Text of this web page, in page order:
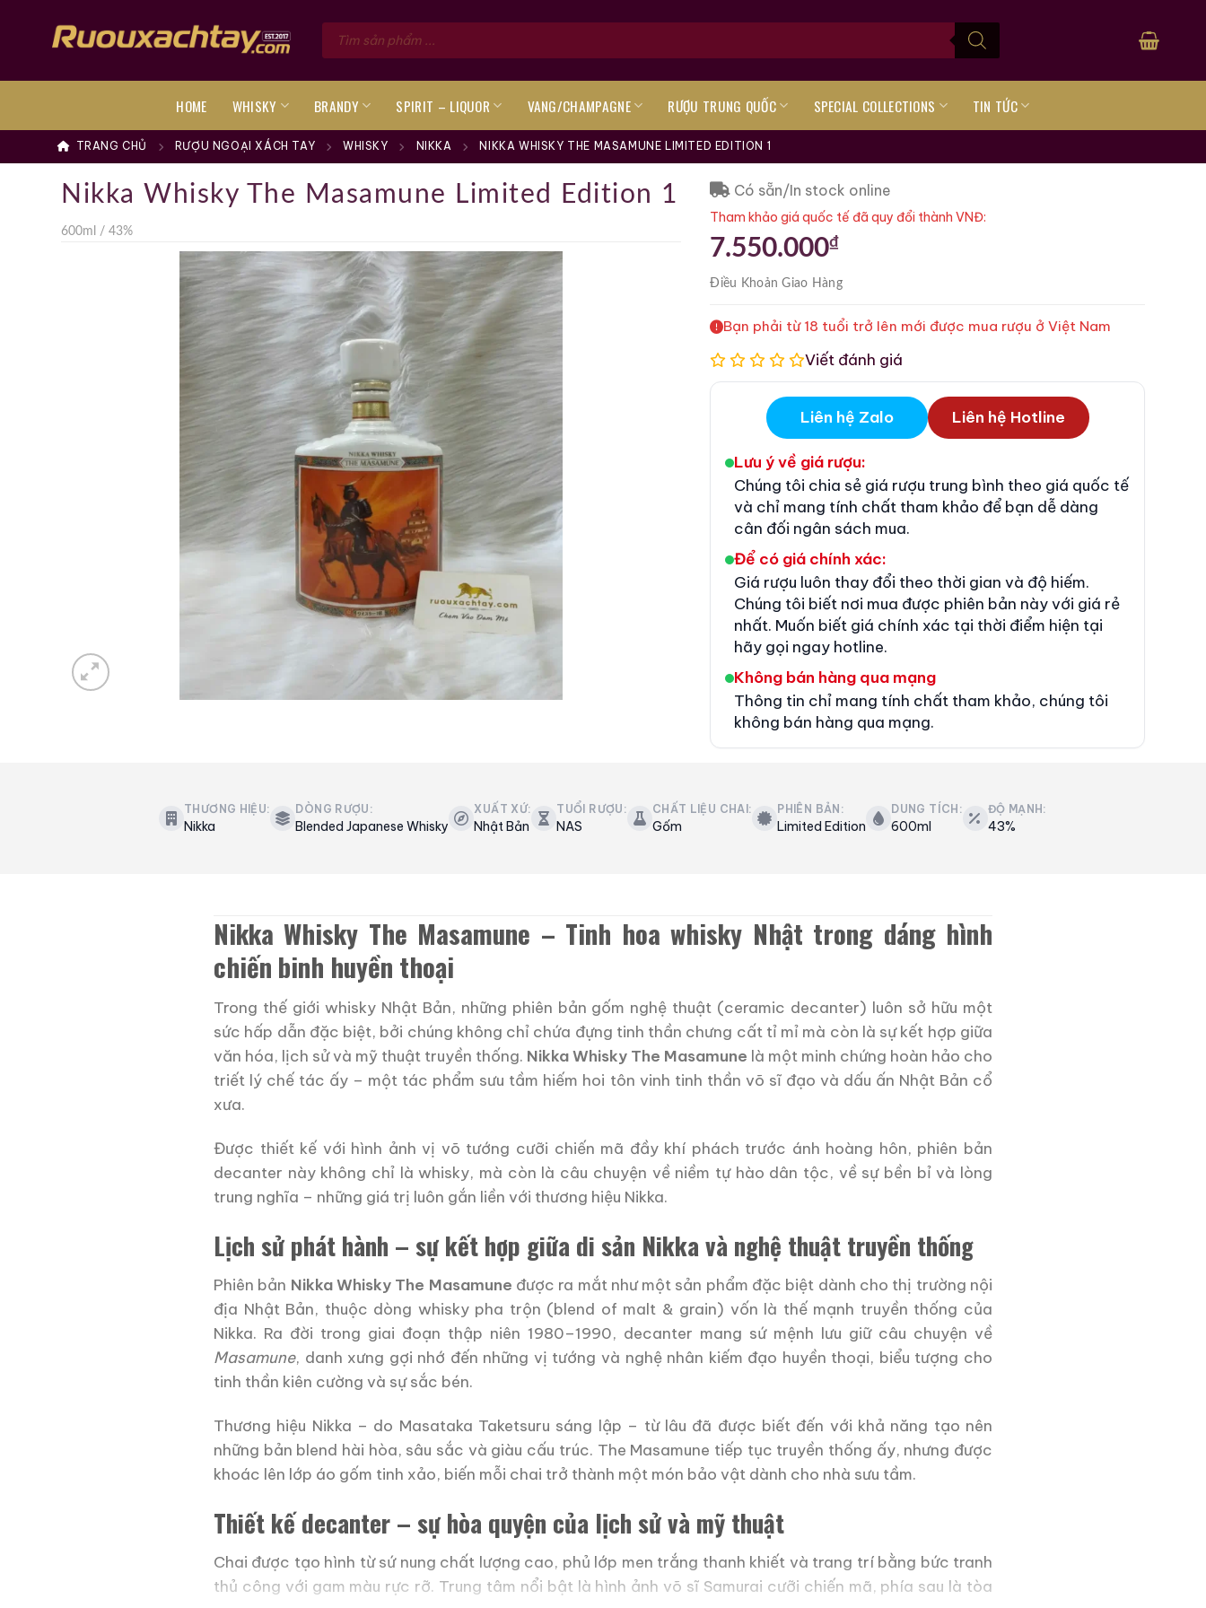
Tìm
kiếm
HOME WHISKY BRANDY SPIRIT – LIQUOR VANG/CHAMPAGNE RƯỢU TRUNG QUỐC SPECIAL COLLECTIONS TIN TỨC
TRANG CHỦ RƯỢU NGOẠI XÁCH TAY WHISKY NIKKA NIKKA WHISKY THE MASAMUNE LIMITED EDITION 1
Nikka Whisky The Masamune Limited Edition 1
600ml / 43%
Có sẵn/In stock online
Tham khảo giá quốc tế đã quy đổi thành VNĐ:
7.550.000₫
Điều KhoảnGiao Hàng
Bạn phải từ 18 tuổi trở lên mới được mua rượu ở Việt Nam
Viết đánh giá
Liên hệ Zalo Liên hệ Hotline
Lưu ý về giá rượu:
Chúng tôi chia sẻ giá rượu trung bình theo giá quốc tế
và chỉ mang tính chất tham khảo để bạn dễ dàng
cân đối ngân sách mua.
Để có giá chính xác:
Giá rượu luôn thay đổi theo thời gian và độ hiếm.
Chúng tôi biết nơi mua được phiên bản này với giá rẻ
nhất. Muốn biết giá chính xác tại thời điểm hiện tại
hãy gọi ngay hotline.
Không bán hàng qua mạng
Thông tin chỉ mang tính chất tham khảo, chúng tôi
không bán hàng qua mạng.
THƯƠNG HIỆU:
Nikka
DÒNG RƯỢU:
Blended Japanese Whisky
XUẤT XỨ:
Nhật Bản
TUỔI RƯỢU:
NAS
CHẤT LIỆU CHAI:
Gốm
PHIÊN BẢN:
Limited Edition
DUNG TÍCH:
600ml
ĐỘ MẠNH:
43%
Nikka Whisky The Masamune – Tinh hoa whisky Nhật trong dáng hình
chiến binh huyền thoại
Trong thế giới whisky Nhật Bản, những phiên bản gốm nghệ thuật (ceramic decanter) luôn sở hữu một
sức hấp dẫn đặc biệt, bởi chúng không chỉ chứa đựng tinh thần chưng cất tỉ mỉ mà còn là sự kết hợp giữa
văn hóa, lịch sử và mỹ thuật truyền thống. Nikka Whisky The Masamune là một minh chứng hoàn hảo cho
triết lý chế tác ấy – một tác phẩm sưu tầm hiếm hoi tôn vinh tinh thần võ sĩ đạo và dấu ấn Nhật Bản cổ
xưa.
Được thiết kế với hình ảnh vị võ tướng cưỡi chiến mã đầy khí phách trước ánh hoàng hôn, phiên bản
decanter này không chỉ là whisky, mà còn là câu chuyện về niềm tự hào dân tộc, về sự bền bỉ và lòng
trung nghĩa – những giá trị luôn gắn liền với thương hiệu Nikka.
Lịch sử phát hành – sự kết hợp giữa di sản Nikka và nghệ thuật truyền thống
Phiên bản Nikka Whisky The Masamune được ra mắt như một sản phẩm đặc biệt dành cho thị trường nội
địa Nhật Bản, thuộc dòng whisky pha trộn (blend of malt & grain) vốn là thế mạnh truyền thống của
Nikka. Ra đời trong giai đoạn thập niên 1980–1990, decanter mang sứ mệnh lưu giữ câu chuyện về
Masamune, danh xưng gợi nhớ đến những vị tướng và nghệ nhân kiếm đạo huyền thoại, biểu tượng cho
tinh thần kiên cường và sự sắc bén.
Thương hiệu Nikka – do Masataka Taketsuru sáng lập – từ lâu đã được biết đến với khả năng tạo nên
những bản blend hài hòa, sâu sắc và giàu cấu trúc. The Masamune tiếp tục truyền thống ấy, nhưng được
khoác lên lớp áo gốm tinh xảo, biến mỗi chai trở thành một món bảo vật dành cho nhà sưu tầm.
Thiết kế decanter – sự hòa quyện của lịch sử và mỹ thuật
Chai được tạo hình từ sứ nung chất lượng cao, phủ lớp men trắng thanh khiết và trang trí bằng bức tranh
thủ công với gam màu rực rỡ. Trung tâm nổi bật là hình ảnh võ sĩ Samurai cưỡi chiến mã, phía sau là tòa